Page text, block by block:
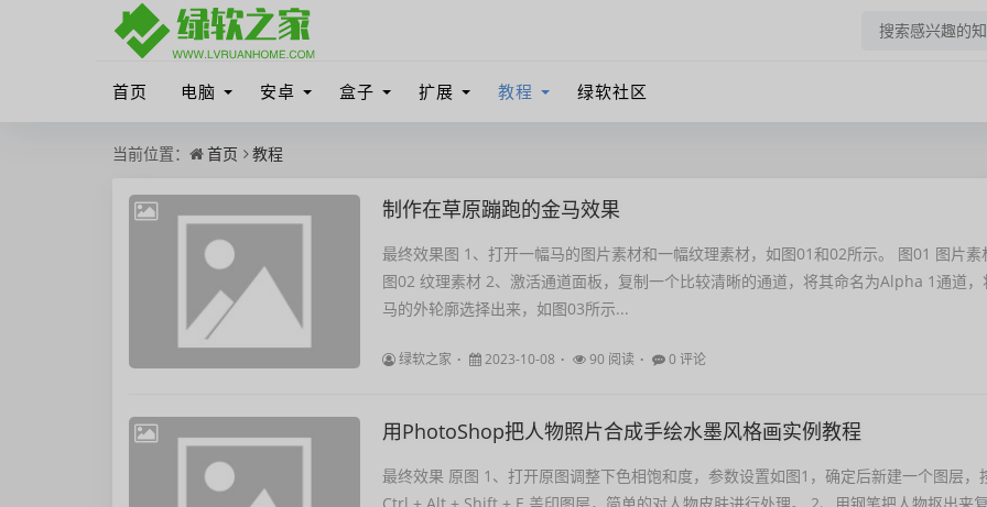
首页 电脑 安卓 盒子 扩展 教程 绿软社区
当前位置： 首页 教程
制作在草原蹦跑的金马效果
最终效果图 1、打开一幅马的图片素材和一幅纹理素材，如图01和02所示。 图01 图片素
图02 纹理素材 2、激活通道面板，复制一个比较清晰的通道，将其命名为Alpha 1通道，
马的外轮廓选择出来，如图03所示...
绿软之家 2023-10-08 90 阅读 0 评论
用PhotoShop把人物照片合成手绘水墨风格画实例教程
最终效果 原图 1、打开原图调整下色相饱和度，参数设置如图1，确定后新建一个图层，